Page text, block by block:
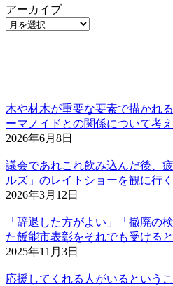
アーカイブ
木や材木が重要な要素で描かれ
ーマノイドとの関係について考え
2026年6月8日
議会であれこれ飲み込んだ後、
ルズ」のレイトショーを観に行
2026年3月12日
「辞退した方がよい」「撤廃の
た飯能市表彰をそれでも受ける
2025年11月3日
応援してくれる人がいるという